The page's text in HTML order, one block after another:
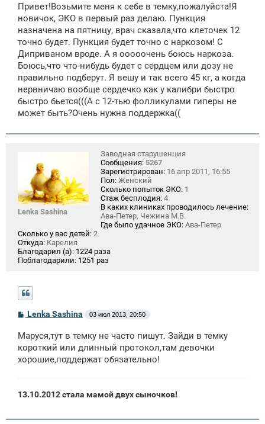
б
щ
н
и
Привет!Возьмите меня к себе в темку,пожалуйста!Я
новичок, ЭКО в первый раз делаю. Пункция
назначена на пятницу, врач сказала,что клеточек 12
точно будет. Пункция будет точно с наркозом! С
Диприваном вроде. А я ооооочень боюсь наркоза.
Боюсь,что что-нибудь будет с сердцем или дозу не
правильно подберут. Я вешу и так всего 45 кг, а когда
нервничаю вообще сердечко как у калибри быстро
быстро бьется(((А с 12-тью фолликулами гиперы не
может быть?Очень нужна поддержка((
Lenka Sashina
Заводная старушенция
Сообщения: 5267
Зарегистрирован: 16 апр 2011, 16:55
Пол: Женский
Сколько попыток ЭКО: 1
Стаж бесплодия: 4
В каких клиниках проводилось лечение:
Ава-Петер, Чежина М.В.
Где было удачное ЭКО: Ава-Петер
Сколько у вас детей: 2
Откуда: Карелия
Благодарил (а): 1224 раза
Поблагодарили: 1251 раз
С
о
б
щ
н
Lenka Sashina 03 июл 2013, 20:50
Маруся,тут в темку не часто пишут. Зайди в темку
короткий или длинный протокол,там девочки
хорошие,поддержат обязательно!
13.10.2012 стала мамой двух сыночков!